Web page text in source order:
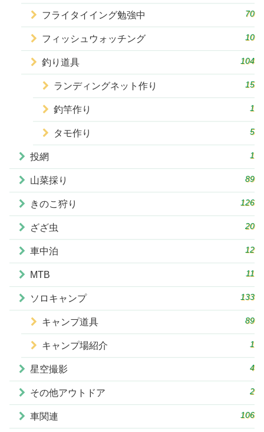
フライタイイング勉強中 70
フィッシュウォッチング 10
釣り道具 104
ランディングネット作り 15
釣竿作り 1
タモ作り 5
投網 1
山菜採り 89
きのこ狩り 126
ざざ虫 20
車中泊 12
MTB 11
ソロキャンプ 133
キャンプ道具 89
キャンプ場紹介 1
星空撮影 4
その他アウトドア 2
車関連 106